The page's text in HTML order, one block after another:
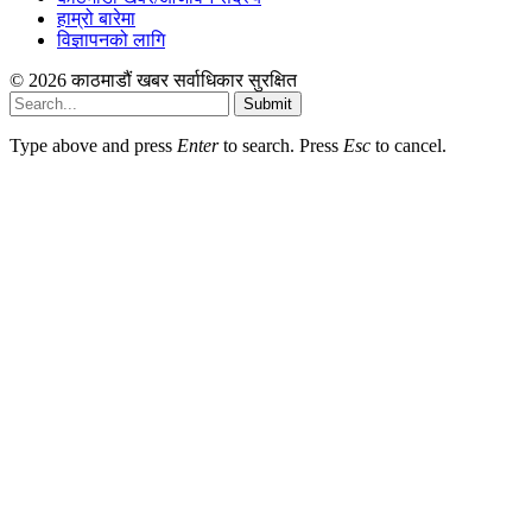
हाम्रो बारेमा
विज्ञापनको लागि
© 2026 काठमाडौं खबर सर्वाधिकार सुरक्षित
Submit
Type above and press Enterto search. Press Esc to cancel.